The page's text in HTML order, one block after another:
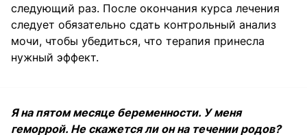
следующий раз. После окончания курса лечения
следует обязательно сдать контрольный анализ
мочи, чтобы убедиться, что терапия принесла
нужный эффект.
Я на пятом месяце беременности. У меня
геморрой. Не скажется ли он на течении родов?